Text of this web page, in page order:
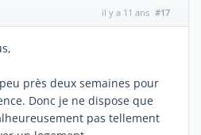
il y a 11 ans #17
près deux semaines pour
Donc je ne dispose que
pas tellement